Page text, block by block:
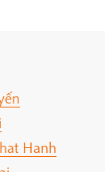
Hanh